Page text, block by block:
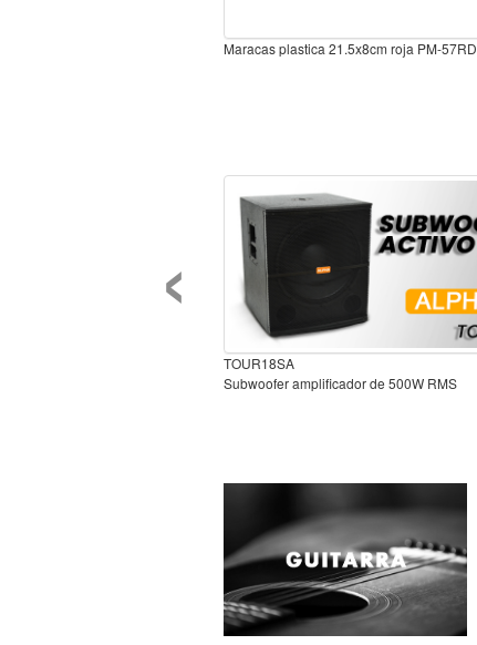
Maracas plastica 21.5x8cm roja PM-57RD
TOUR18SA
Subwoofer amplificador de 500W RMS
‹